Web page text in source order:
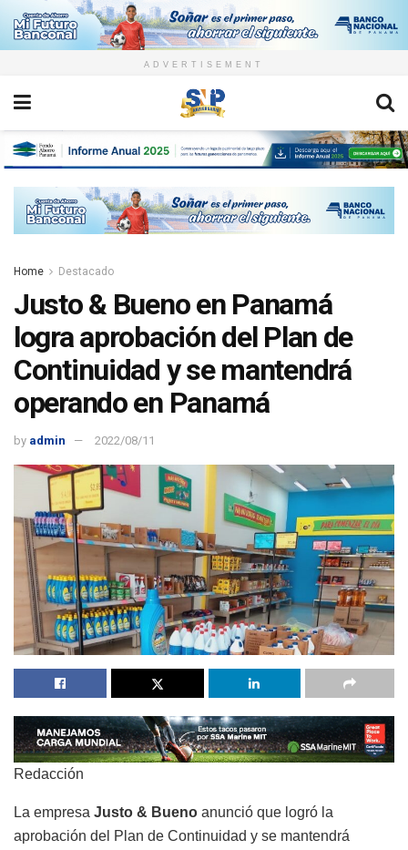
ADVERTISEMENT
Home Destacado
Justo & Bueno en Panamá
logra aprobación del Plan de
Continuidad y se mantendrá
operando en Panamá
by admin 2022/08/11
Redacción
La empresa Justo & Bueno anunció que logró la
aprobación del Plan de Continuidad y se mantendrá